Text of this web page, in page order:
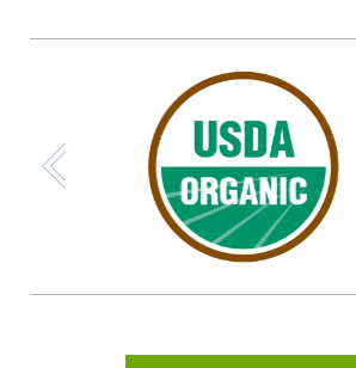
Nusskerne
Previous